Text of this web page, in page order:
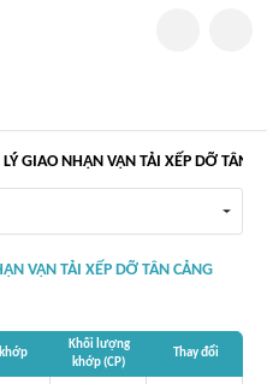
GIAO NHẬN VẬN TẢI XẾP DỠ TÂN
VẬN TẢI XẾP DỠ TÂN CẢNG
Khối lượng
khớp (CP)
Thay đổi